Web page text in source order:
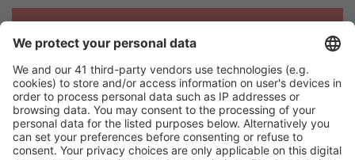
Beklager, søket ga ingen resultater
Prøv å søk etter andre kriterier